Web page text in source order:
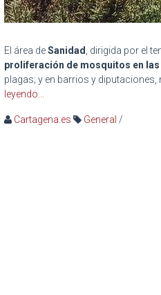
El área deSanidad , dirigida por el
proliferación de mosquitos en las
plagas; y en barrios y diputaciones,
leyendo...
Cartagena.es General /